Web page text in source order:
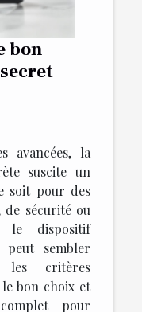
bon
avancées, la
suscite un
soit pour des
de sécurité ou
le dispositif
peut sembler
les critères
bon choix et
pour